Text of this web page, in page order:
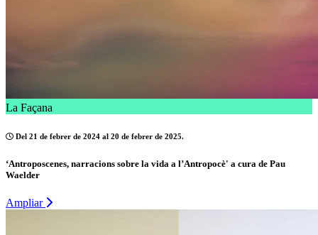
La Façana
Del 21 de febrer de 2024 al 20 de febrer de 2025.
‘Antroposcenes, narracions sobre la vida a l’Antropocè' a cura de Pau
Waelder
Ampliar